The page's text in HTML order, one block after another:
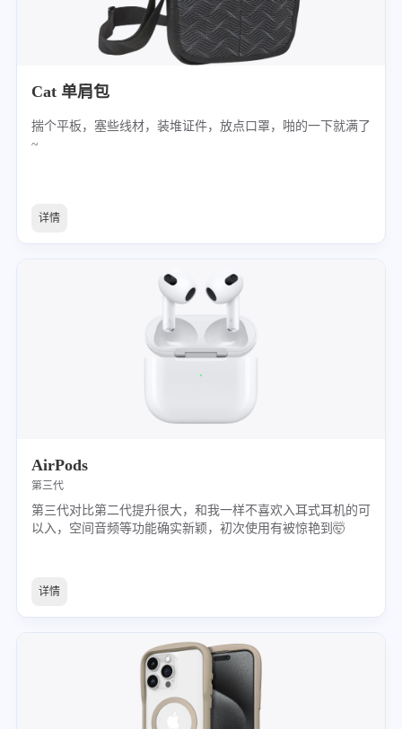
Cat 单肩包
揣个平板，塞些线材，装堆证件，放点口罩，啪的一下就满了
~
详情
AirPods
第三代
第三代对比第二代提升很大，和我一样不喜欢入耳式耳机的可
以入，空间音频等功能确实新颖，初次使用有被惊艳到🤯
详情